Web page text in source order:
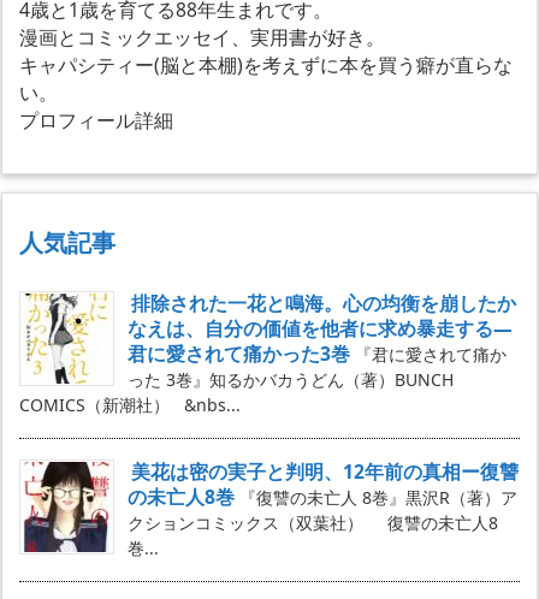
4歳と1歳を育てる88年生まれです。
漫画とコミックエッセイ、実用書が好き。
キャパシティー(脳と本棚)を考えずに本を買う癖が直らな
い。
プロフィール詳細
人気記事
排除された一花と鳴海。心の均衡を崩したか
なえは、自分の価値を他者に求め暴走する―
君に愛されて痛かった3巻
『君に愛されて痛か
った 3巻』知るかバカうどん（著）BUNCH
COMICS（新潮社） &nbs...
美花は密の実子と判明、12年前の真相ー復讐
の未亡人8巻
『復讐の未亡人 8巻』黒沢R（著）ア
クションコミックス（双葉社） 復讐の未亡人8
巻...